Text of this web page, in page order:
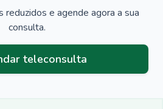
e agende agora a sua
consulta.
teleconsulta